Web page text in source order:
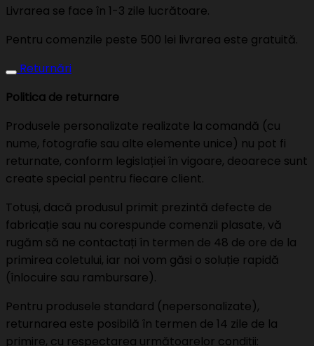
Livrarea se face în 1-3 zile lucrătoare.
Pentru comenzile peste 500 lei livrarea este gratuită.
Returnări
Politica de returnare
Produsele personalizate realizate la comandă (cu
nume, fotografie sau alte elemente unice) nu pot fi
returnate, conform legislației în vigoare, deoarece sunt
create special pentru fiecare client.
Totuși, dacă produsul primit prezintă defecte de
fabricație sau nu corespunde comenzii plasate, vă
rugăm să ne contactați în termen de 48 de ore de la
primirea coletului, iar noi vom găsi o soluție rapidă
(înlocuire sau rambursare).
Pentru produsele standard (nepersonalizate),
returnarea este posibilă în termen de 14 zile de la
primire, cu respectarea următoarelor condiții: